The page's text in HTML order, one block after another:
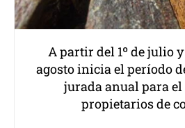
A partir del 1º de julio
agosto inicia el período
jurada anual para
propietarios de